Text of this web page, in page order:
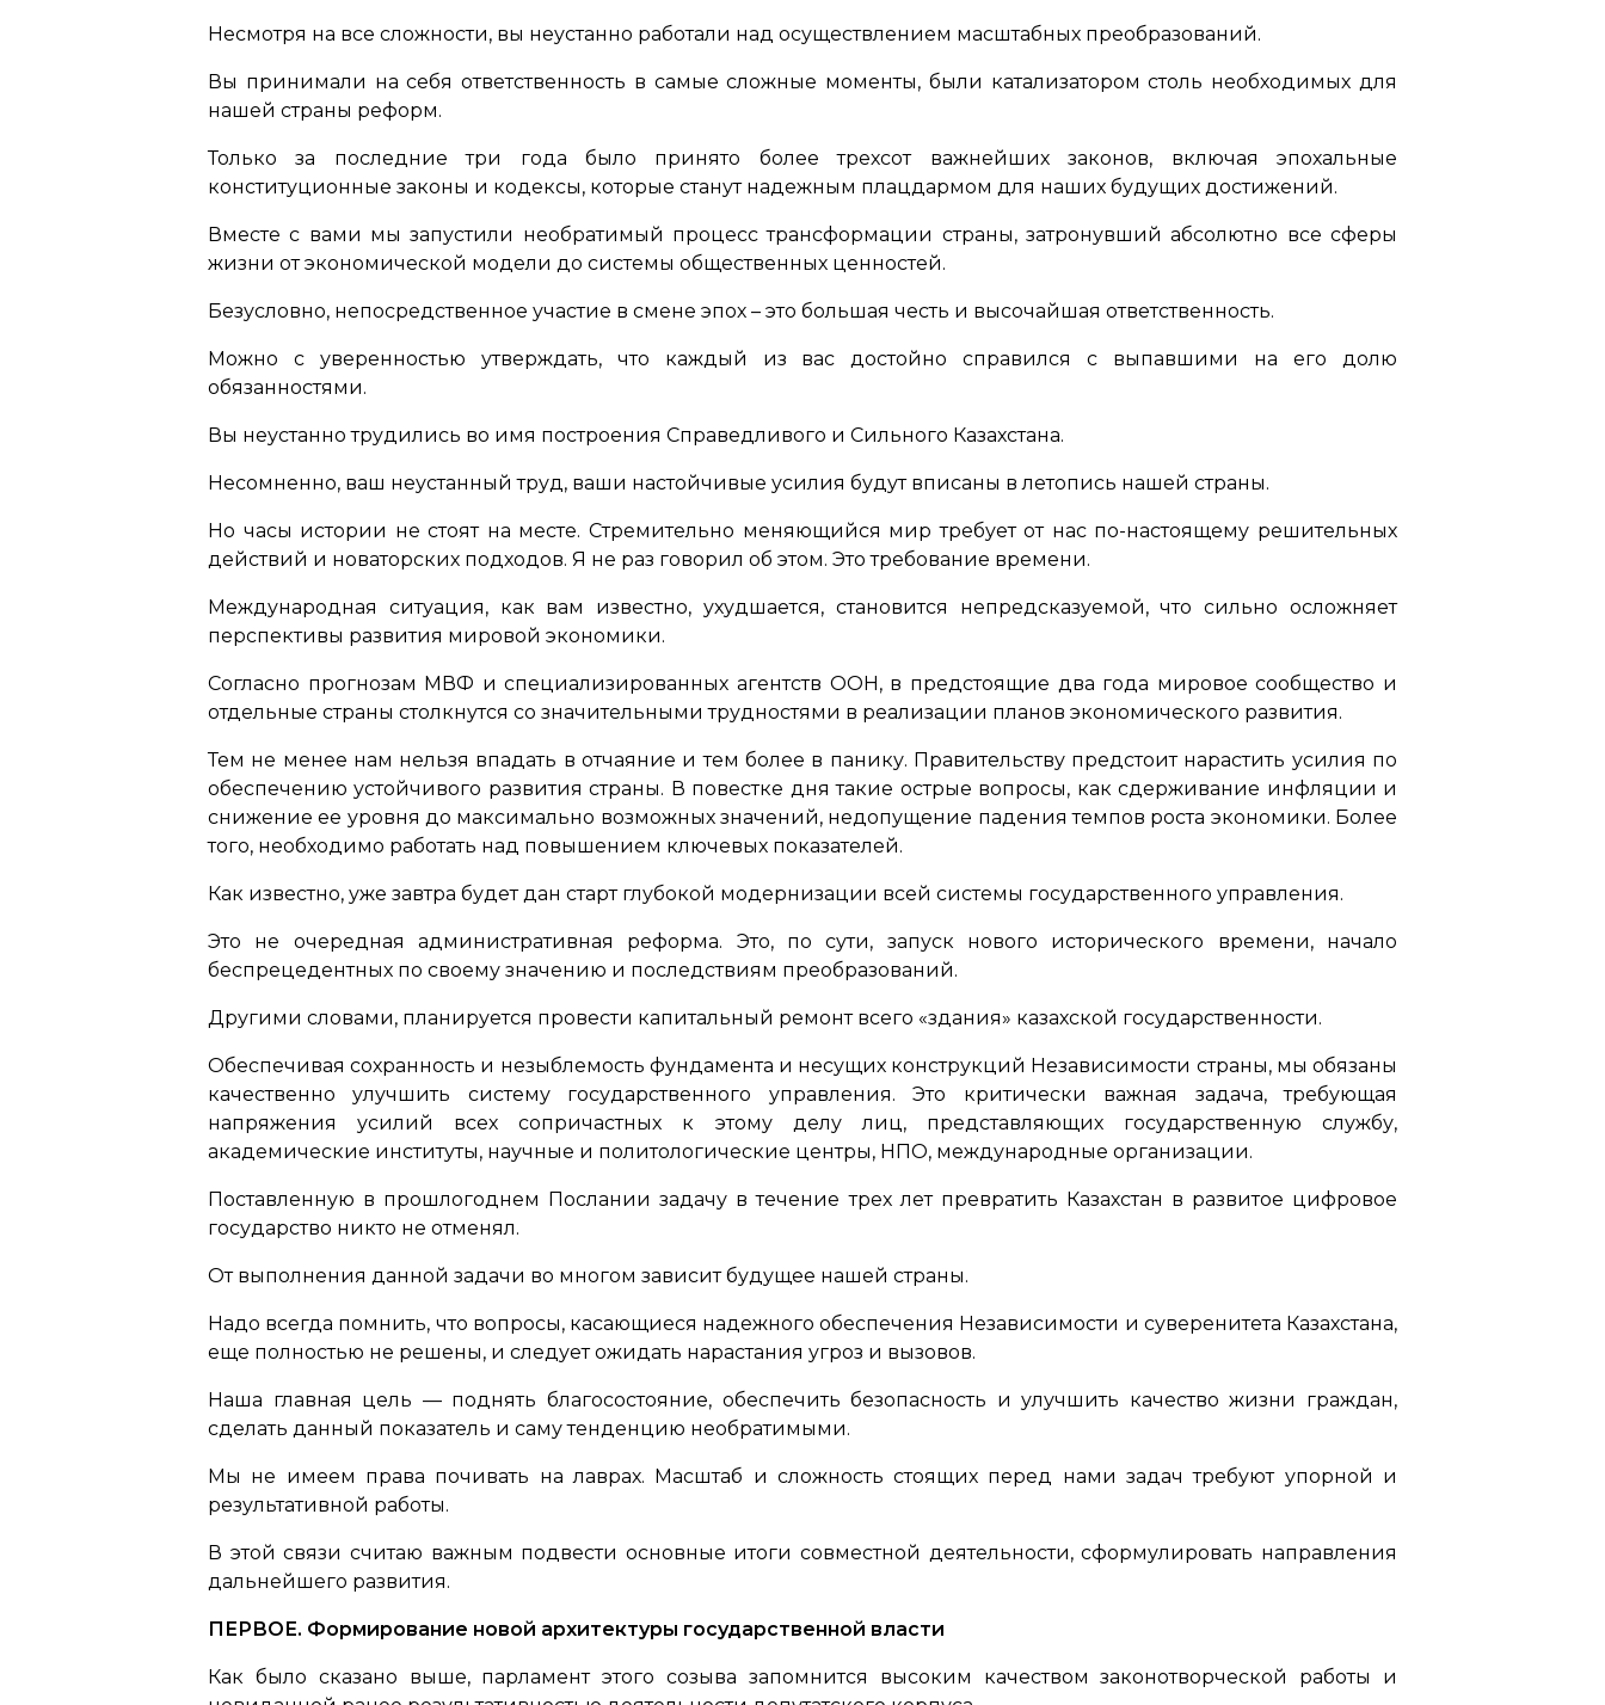
Несмотря на все сложности, вы неустанно работали над осуществлением масштабных преобразований.
Вы принимали на себя ответственность в самые сложные моменты, были катализатором столь необходимых для
нашей страны реформ.
Только за последние три года было принято более трехсот важнейших законов, включая эпохальные
конституционные законы и кодексы, которые станут надежным плацдармом для наших будущих достижений.
Вместе с вами мы запустили необратимый процесс трансформации страны, затронувший абсолютно все сферы
жизни от экономической модели до системы общественных ценностей.
Безусловно, непосредственное участие в смене эпох – это большая честь и высочайшая ответственность.
Можно с уверенностью утверждать, что каждый из вас достойно справился с выпавшими на его долю
обязанностями.
Вы неустанно трудились во имя построения Справедливого и Сильного Казахстана.
Несомненно, ваш неустанный труд, ваши настойчивые усилия будут вписаны в летопись нашей страны.
Но часы истории не стоят на месте. Стремительно меняющийся мир требует от нас по-настоящему решительных
действий и новаторских подходов. Я не раз говорил об этом. Это требование времени.
Международная ситуация, как вам известно, ухудшается, становится непредсказуемой, что сильно осложняет
перспективы развития мировой экономики.
Согласно прогнозам МВФ и специализированных агентств ООН, в предстоящие два года мировое сообщество и
отдельные страны столкнутся со значительными трудностями в реализации планов экономического развития.
Тем не менее нам нельзя впадать в отчаяние и тем более в панику. Правительству предстоит нарастить усилия по
обеспечению устойчивого развития страны. В повестке дня такие острые вопросы, как сдерживание инфляции и
снижение ее уровня до максимально возможных значений, недопущение падения темпов роста экономики. Более
того, необходимо работать над повышением ключевых показателей.
Как известно, уже завтра будет дан старт глубокой модернизации всей системы государственного управления.
Это не очередная административная реформа. Это, по сути, запуск нового исторического времени, начало
беспрецедентных по своему значению и последствиям преобразований.
Другими словами, планируется провести капитальный ремонт всего «здания» казахской государственности.
Обеспечивая сохранность и незыблемость фундамента и несущих конструкций Независимости страны, мы обязаны
качественно улучшить систему государственного управления. Это критически важная задача, требующая
напряжения усилий всех сопричастных к этому делу лиц, представляющих государственную службу,
академические институты, научные и политологические центры, НПО, международные организации.
Поставленную в прошлогоднем Послании задачу в течение трех лет превратить Казахстан в развитое цифровое
государство никто не отменял.
От выполнения данной задачи во многом зависит будущее нашей страны.
Надо всегда помнить, что вопросы, касающиеся надежного обеспечения Независимости и суверенитета Казахстана,
еще полностью не решены, и следует ожидать нарастания угроз и вызовов.
Наша главная цель — поднять благосостояние, обеспечить безопасность и улучшить качество жизни граждан,
сделать данный показатель и саму тенденцию необратимыми.
Мы не имеем права почивать на лаврах. Масштаб и сложность стоящих перед нами задач требуют упорной и
результативной работы.
В этой связи считаю важным подвести основные итоги совместной деятельности, сформулировать направления
дальнейшего развития.
ПЕРВОЕ. Формирование новой архитектуры государственной власти
Как было сказано выше, парламент этого созыва запомнится высоким качеством законотворческой работы и